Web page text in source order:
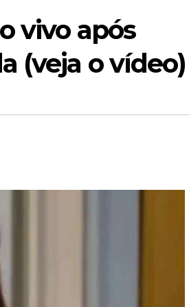
vivo após
(veja o vídeo)